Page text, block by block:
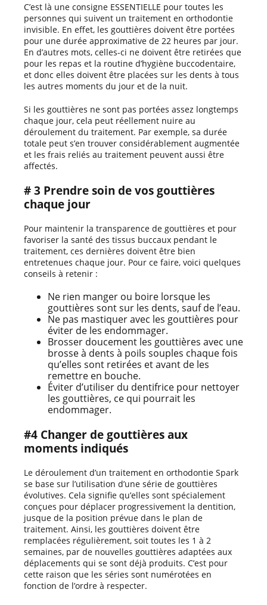
C’est là une consigne ESSENTIELLE pour toutes les
personnes qui suivent un traitement en orthodontie
invisible. En effet, les gouttières doivent être portées
pour une durée approximative de 22 heures par jour.
En d’autres mots, celles-ci ne doivent être retirées que
pour les repas et la routine d’hygiène buccodentaire,
et donc elles doivent être placées sur les dents à tous
les autres moments du jour et de la nuit.
Si les gouttières ne sont pas portées assez longtemps
chaque jour, cela peut réellement nuire au
déroulement du traitement. Par exemple, sa durée
totale peut s’en trouver considérablement augmentée
et les frais reliés au traitement peuvent aussi être
affectés.
# 3 Prendre soin de vos gouttières
chaque jour
Pour maintenir la transparence de gouttières et pour
favoriser la santé des tissus buccaux pendant le
traitement, ces dernières doivent être bien
entretenues chaque jour. Pour ce faire, voici quelques
conseils à retenir :
Ne rien manger ou boire lorsque les
gouttières sont sur les dents, sauf de l’eau.
Ne pas mastiquer avec les gouttières pour
éviter de les endommager.
Brosser doucement les gouttières avec une
brosse à dents à poils souples chaque fois
qu’elles sont retirées et avant de les
remettre en bouche.
Éviter d’utiliser du dentifrice pour nettoyer
les gouttières, ce qui pourrait les
endommager.
#4 Changer de gouttières aux
moments indiqués
Le déroulement d’un traitement en orthodontie Spark
se base sur l’utilisation d’une série de gouttières
évolutives. Cela signifie qu’elles sont spécialement
conçues pour déplacer progressivement la dentition,
jusque de la position prévue dans le plan de
traitement. Ainsi, les gouttières doivent être
remplacées régulièrement, soit toutes les 1 à 2
semaines, par de nouvelles gouttières adaptées aux
déplacements qui se sont déjà produits. C’est pour
cette raison que les séries sont numérotées en
fonction de l’ordre à respecter.